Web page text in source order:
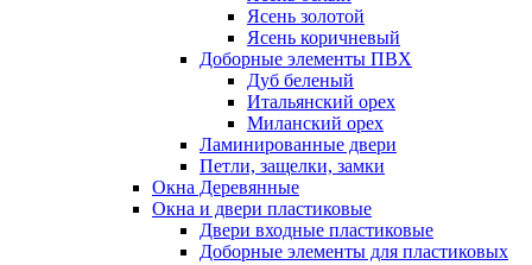
Ясень золотой
Ясень коричневый
Доборные элементы ПВХ
Дуб беленый
Итальянский орех
Миланский орех
Ламинированные двери
Петли, защелки, замки
Окна Деревянные
Окна и двери пластиковые
Двери входные пластиковые
Доборные элементы для пластиковых